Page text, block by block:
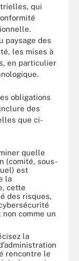
qui
paysage des
les mises à
en particulier
obligations
des
que ci-
quelle
(comité, sous-
est
la
cette
des risques,
comme un
la
rencontre le